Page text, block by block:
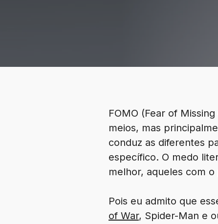
FOMO (Fear of
meios, mas
conduz as diferentes
específico. O medo
melhor, aqueles com
Pois eu admito que
of War, Spider-Man e